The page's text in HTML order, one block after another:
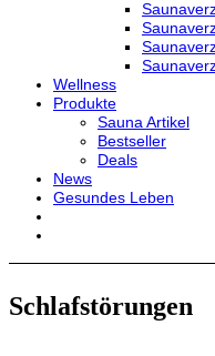
Wellness
Produkte
Sauna Artikel
Bestseller
Deals
News
Gesundes Leben
Schlafstörungen